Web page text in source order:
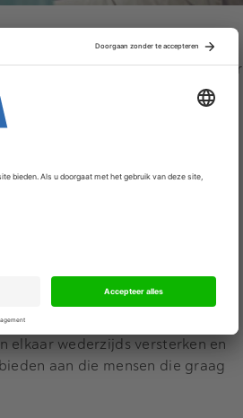
voor ouderen maakt. Die
Hoeveel Silver Care neerlegt voor
Meubelzorg heeft 150
toe aan het aanbod van
en wellness
businessmodel waarbij klanten
Well-Fair showroom het bed
merk dat een leidende positie
verheugd de krachten te
elkaar wederzijds versterken en
aan die mensen die graag